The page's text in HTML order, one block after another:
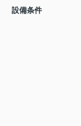
設備条件